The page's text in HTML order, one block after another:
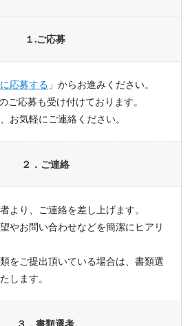
１.ご応募
応募する 」からお進みください。
ご応募も受け付けております。
お気軽にご連絡ください。
２．ご連絡
より、ご連絡を差し上げます。
やお問い合わせなどを簡潔にヒアリ
をご提出頂いている場合は、書類選
します。
３．書類選考